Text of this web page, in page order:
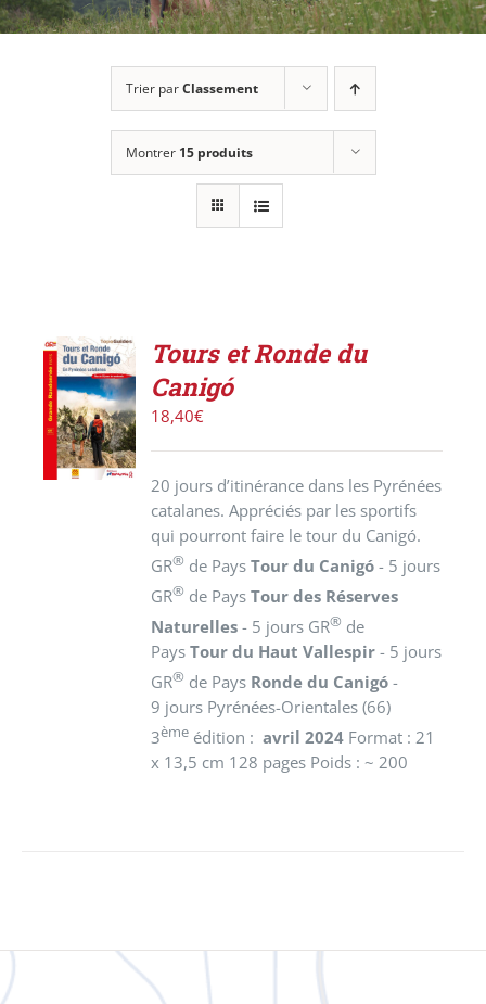
Trier parClassement
Montrer 15 produits
AJOUTER
AU
PANIER
/
DÉTAILS
Tours et Ronde du
Canigó
18,40€
20 jours d’itinérance dans les Pyrénées
catalanes. Appréciés par les sportifs
qui pourront faire le tour du Canigó.
GR® de PaysTour du Canigó - 5 jours
GR® de PaysTour des Réserves
Naturelles - 5 jours GR® de
PaysTour du Haut Vallespir - 5 jours
GR® de Pays Ronde du Canigó -
9 jours Pyrénées-Orientales (66)
3ème édition : avril 2024 Format : 21
x 13,5 cm 128 pages Poids : ~ 200